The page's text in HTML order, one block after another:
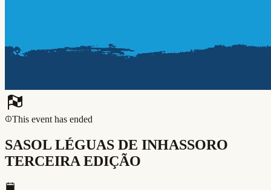
This event has ended
SASOL LÉGUAS DE INHASSORO
TERCEIRA EDIÇÃO